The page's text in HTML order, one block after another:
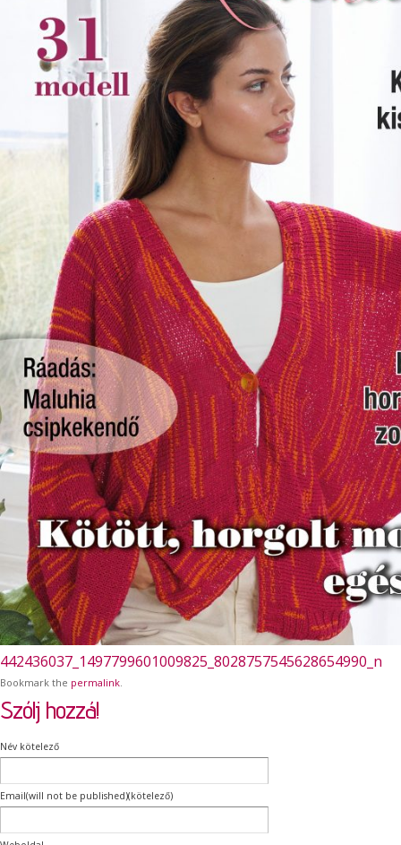
442436037_1497799601009825_8028757545628654990_n
Bookmark the permalink.
Szólj hozzá!
Név kötelező
Email(will not be published)(kötelező)